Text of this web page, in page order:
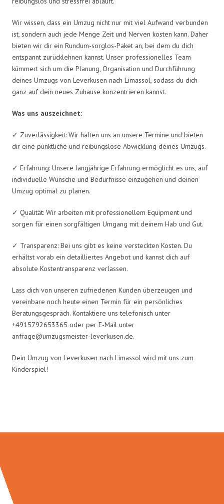
Wir wissen, dass ein Umzug nicht nur mit viel Aufwand verbunden
ist, sondern auch jede Menge Zeit und Nerven kosten kann. Daher
bieten wir dir ein Rundum-sorglos-Paket an, bei dem du dich
entspannt zurücklehnen kannst. Unser professionelles Team
kümmert sich um die Planung, Organisation und Durchführung
deines Umzugs von Leverkusen nach Limassol, sodass du dich
ganz auf dein neues Zuhause konzentrieren kannst.
Was uns auszeichnet:
✓ Zuverlässigkeit: Wir halten uns an unsere Termine und bieten
dir eine pünktliche und reibungslose Abwicklung deines Umzugs.
✓ Erfahrung: Unsere langjährige Erfahrung ermöglicht es uns, auf
individuelle Wünsche und Bedürfnisse einzugehen und deinen
Umzug optimal zu planen.
✓ Qualität: Wir arbeiten mit professionellem Equipment und
sorgen für einen sorgfältigen Umgang mit deinem Hab und Gut.
✓ Transparenz: Bei uns gibt es keine versteckten Kosten. Du
erhältst vorab ein detailliertes Angebot und kannst dich auf
absolute Kostentransparenz verlassen.
Lass dich von unseren zufriedenen Kunden überzeugen und
vereinbare noch heute einen Termin für ein persönliches
Beratungsgespräch. Kontaktiere uns telefonisch unter
+4915792653365 oder per E-Mail unter
anfrage@umzugsmeister-leverkusen.de.
Dein Umzug von Leverkusen nach Limassol wird mit uns zum
Kinderspiel!